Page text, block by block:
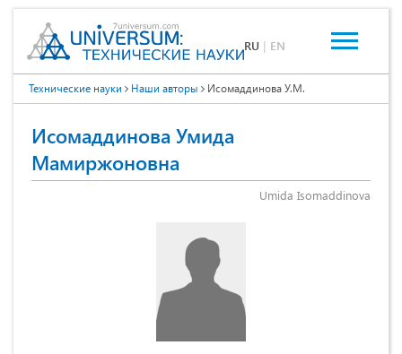
RU | EN
Технические науки Наши авторы Исомаддинова У.М.
Исомаддинова Умида
Мамиржоновна
Umida Isomaddinova